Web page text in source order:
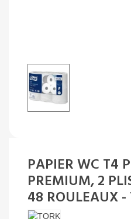
PAPIER WC T4
PREMIUM, 2
48 ROULEAUX -